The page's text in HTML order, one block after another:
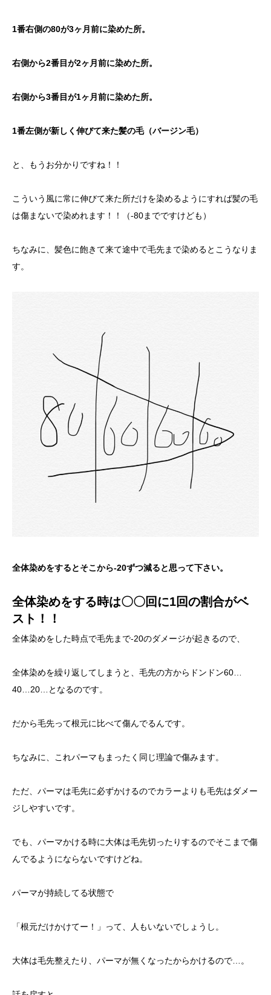
1番右側の80が3ヶ月前に染めた所。
右側から2番目が2ヶ月前に染めた所。
右側から3番目が1ヶ月前に染めた所。
1番左側が新しく伸びて来た髪の毛（バージン毛）
と、もうお分かりですね！！
こういう風に常に伸びて来た所だけを染めるようにすれば髪の毛
は傷まないで染めれます！！（-80までですけども）
ちなみに、髪色に飽きて来て途中で毛先まで染めるとこうなりま
す。
全体染めをするとそこから-20ずつ減ると思って下さい。
全体染めをする時は〇〇回 に1回の割合がベ
スト！！
全体染めをした時点で毛先まで-20のダメージが起きるので、
全体染めを繰り返してしまうと、毛先の方からドンドン60…
40…20…となるのです。
だから毛先って根元に比べて傷んでるんです。
ちなみに、これパーマもまったく同じ理論で傷みます。
ただ、パーマは毛先に必ずかけるのでカラーよりも毛先はダメー
ジしやすいです。
でも、パーマかける時に大体は毛先切ったりするのでそこまで傷
んでるようにならないですけどね。
パーマが持続してる状態で
「根元だけかけてー！」って、人もいないでしょうし。
大体は毛先整えたり、パーマが無くなったからかけるので…。